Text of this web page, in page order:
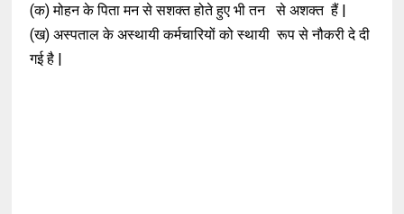
(क) मोहन के पिता मन से सशक्त होते हुए भी तन से अशक्त हैं |
(ख) अस्पताल के अस्थायी कर्मचारियों को स्थायी रूप से नौकरी दे दी
गई है |